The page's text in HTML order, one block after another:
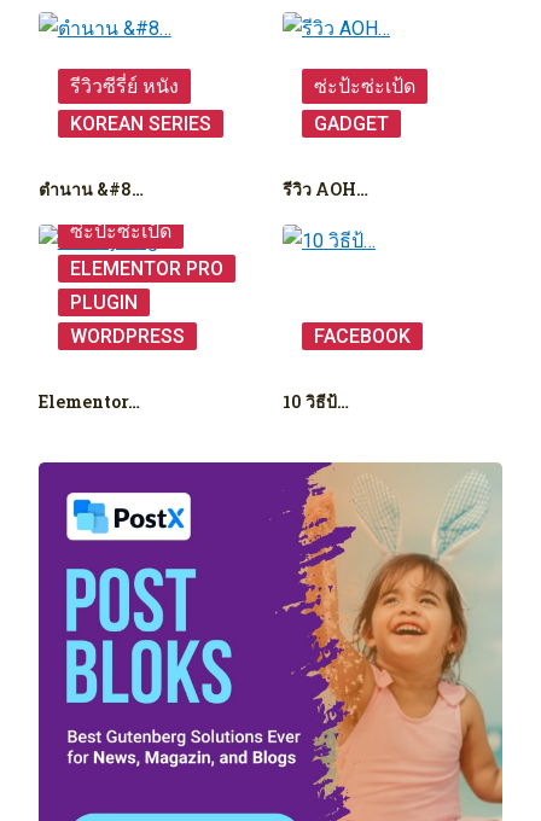
รีวิวซีรี่ย์ หนัง
KOREAN SERIES
ตำนาน &#8…
ซ่ะป้ะซ่ะเป้ด
GADGET
รีวิว AOH…
ซ่ะป้ะซ่ะเป้ด
ELEMENTOR PRO
PLUGIN
WORDPRESS
Elementor…
FACEBOOK
10 วิธีป้…